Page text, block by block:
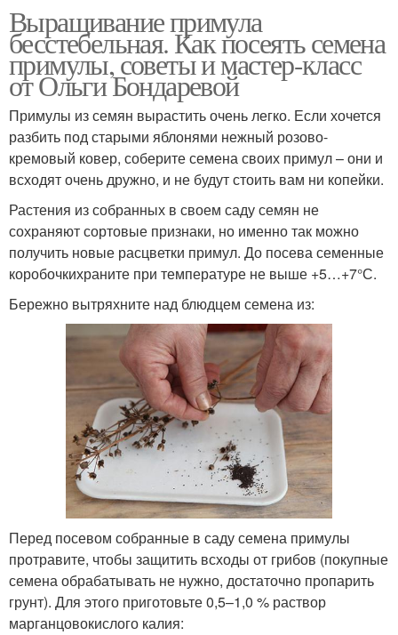
Выращивание примула
бесстебельная. Как посеять семена
примулы, советы и мастер-класс
от Ольги Бондаревой
Примулы из семян вырастить очень легко. Если хочется
разбить под старыми яблонями нежный розово-
кремовый ковер, соберите семена своих примул – они и
всходят очень дружно, и не будут стоить вам ни копейки.
Растения из собранных в своем саду семян не
сохраняют сортовые признаки, но именно так можно
получить новые расцветки примул. До посева семенные
коробочкихраните при температуре не выше +5…+7°С.
Бережно вытряхните над блюдцем семена из:
Перед посевом собранные в саду семена примулы
протравите, чтобы защитить всходы от грибов (покупные
семена обрабатывать не нужно, достаточно пропарить
грунт). Для этого приготовьте 0,5–1,0 % раствор
марганцовокислого калия: